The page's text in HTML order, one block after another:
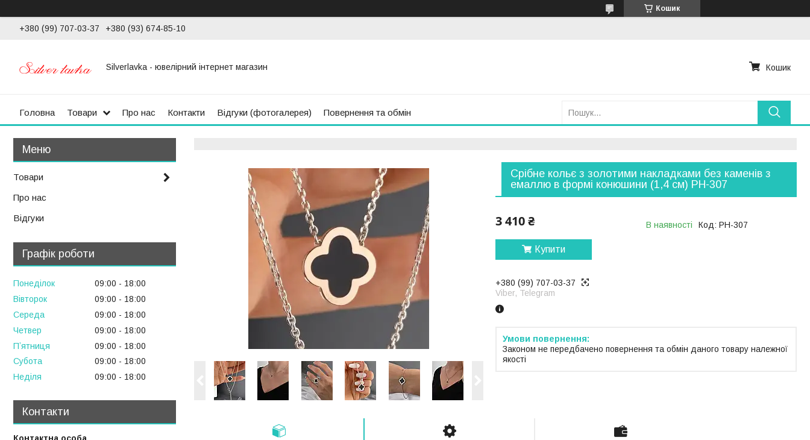
Кошик
+380 (99) 707-03-37 +380 (93) 674-85-10
Silverlavka - ювелірний інтернет магазин Кошик
Головна Товари Про нас Контакти Відгуки (фотогалерея) Повернення та обмін
Срібне кольє з золотими накладками без каменів з
емаллю в формі конюшини (1,4 см) РН-307
3 410 ₴ В наявності Код: РН-307
Купити
+380 (99) 707-03-37
Viber, Telegram
Законом не передбачено повернення та обмін даного товару належної
якості
Товари
Про нас
Відгуки
Графік роботи
Понеділок 09:00
18:00
Вівторок
09:00
18:00
Середа
09:00
18:00
Четвер
09:00
18:00
Пʼятниця
09:00
18:00
Субота
09:00
18:00
Неділя
09:00 18:00
Контакти